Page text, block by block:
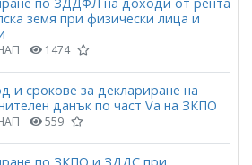
земя при физически лица и
1474
и срокове за деклариране на
данък по част Vа на ЗКПО
559